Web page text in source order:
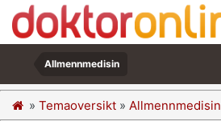
Allmennmedisin
» Temaoversikt » Allmennmedisin